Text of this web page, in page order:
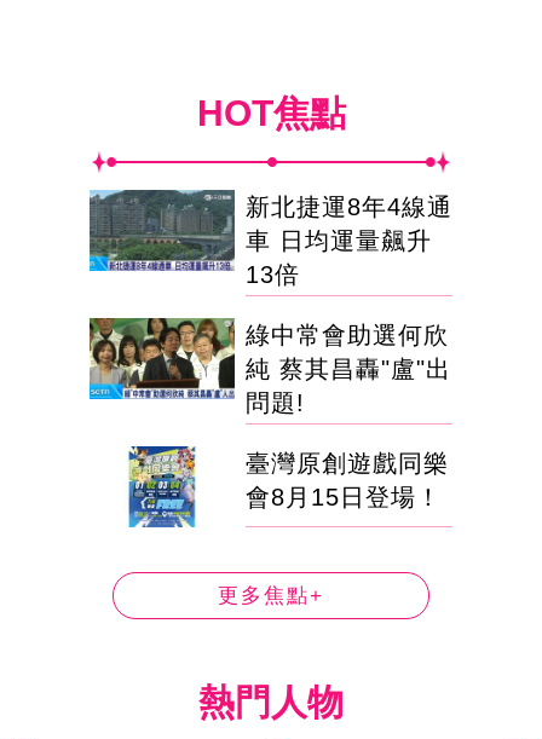
HOT焦點
新北捷運8年4線通
車 日均運量飆升
13倍
綠中常會助選何欣
純 蔡其昌轟"盧"出
問題!
臺灣原創遊戲同樂
會8月15日登場！
更多焦點+
熱門人物